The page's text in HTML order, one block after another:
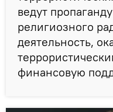
ведут
религиозного
деятельность,
финансовую